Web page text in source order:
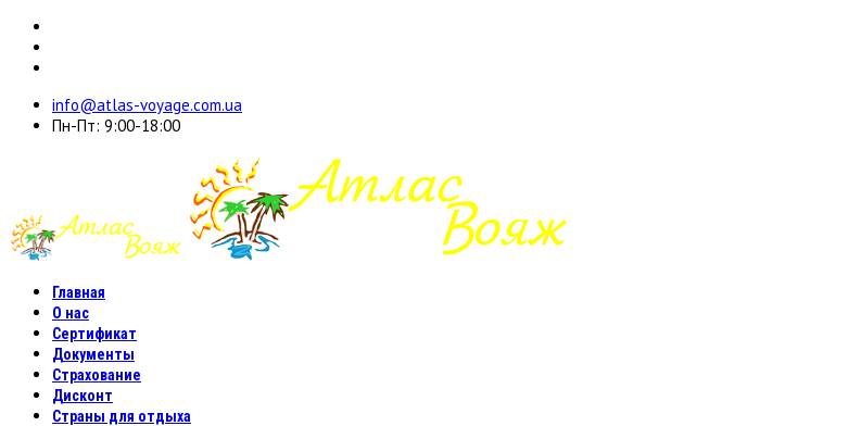
info@atlas-voyage.com.ua
Пн-Пт: 9:00-18:00
Главная
О нас
Сертификат
Документы
Страхование
Дисконт
Страны для отдыха